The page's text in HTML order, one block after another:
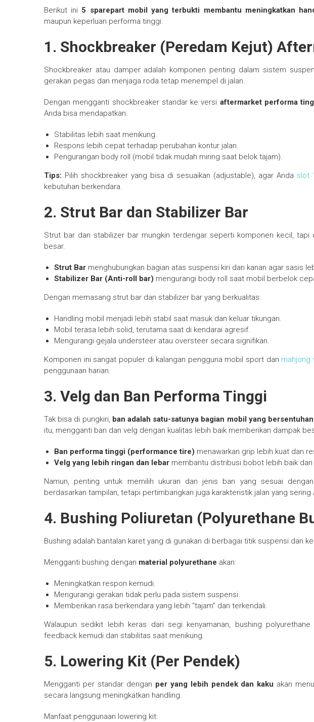
Berikut ini 5 sparepart mobil yang terbukti membantu meningkatkan
maupun keperluan performa tinggi:
1. Shockbreaker (Peredam Kejut)
Shockbreaker atau damper adalah komponen penting dalam sistem
gerakan pegas dan menjaga roda tetap menempel di jalan.
Dengan mengganti shockbreaker standar ke versi aftermarket performa
Anda bisa mendapatkan:
Stabilitas lebih saat menikung.
Respons lebih cepat terhadap perubahan kontur jalan.
Pengurangan body roll (mobil tidak mudah miring saat belok tajam).
Tips: Pilih shockbreaker yang bisa di sesuaikan (adjustable), agar Anda slot
kebutuhan berkendara.
2. Strut Bar dan Stabilizer Bar
Strut bar dan stabilizer bar mungkin terdengar seperti komponen kecil, tapi
besar.
Strut Bar menghubungkan bagian atas suspensi kiri dan kanan agar sasis
Stabilizer Bar (Anti-roll bar) mengurangi body roll saat mobil berbelok
Dengan memasang strut bar dan stabilizer bar yang berkualitas:
Handling mobil menjadi lebih stabil saat masuk dan keluar tikungan.
Mobil terasa lebih solid, terutama saat di kendarai agresif.
Mengurangi gejala understeer atau oversteer secara signifikan.
Komponen ini sangat populer di kalangan pengguna mobil sport dan mahjong
penggunaan harian.
3. Velg dan Ban Performa Tinggi
Tak bisa di pungkiri, ban adalah satu-satunya bagian mobil yang
itu, mengganti ban dan velg dengan kualitas lebih baik memberikan dampak
Ban performa tinggi (performance tire) menawarkan grip lebih kuat dan
Velg yang lebih ringan dan lebar membantu distribusi bobot lebih baik
Namun, penting untuk memilih ukuran dan jenis ban yang sesuai
berdasarkan tampilan, tetapi pertimbangkan juga karakteristik jalan yang sering
4. Bushing Poliuretan (Polyurethane
Bushing adalah bantalan karet yang di gunakan di berbagai titik suspensi dan
Mengganti bushing dengan material polyurethane akan:
Meningkatkan respon kemudi.
Mengurangi gerakan tidak perlu pada sistem suspensi.
Memberikan rasa berkendara yang lebih “tajam” dan terkendali.
Walaupun sedikit lebih keras dari segi kenyamanan, bushing
feedback kemudi dan stabilitas saat menikung.
5. Lowering Kit (Per Pendek)
Mengganti per standar dengan per yang lebih pendek dan kaku akan
secara langsung meningkatkan handling.
Manfaat penggunaan lowering kit: